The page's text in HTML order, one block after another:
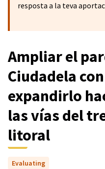
resposta a la teva
Ampliar el
Ciudadela
expandirlo
las vías del
litoral
Evaluating